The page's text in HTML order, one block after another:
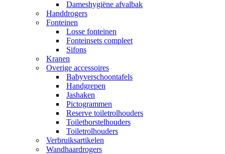
Dameshygiëne afvalbak
Handdrogers
Fonteinen
Losse fonteinen
Fonteinsets compleet
Sifons
Kranen
Overige accessoires
Babyverschoontafels
Handgrepen
Jashaken
Pictogrammen
Reserve toiletrolhouders
Toiletborstelhouders
Toiletrolhouders
Verbruiksartikelen
Wandhaardrogers